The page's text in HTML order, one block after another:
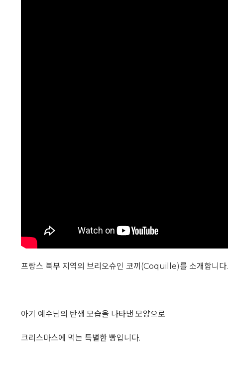
프랑스 북부 지역의 브리오슈인 코끼(Coquille)를 소개합니다.
아기 예수님의 탄생 모습을 나타낸 모양으로
크리스마스에 먹는 특별한 빵입니다.